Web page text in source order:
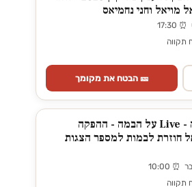
מויאל וחני נחמיאס
תקווה
🎫 הבטח את מקומך
הדרדסים ההצגה - Live על הבמה - ההפקה
חוזרת לבמות למספר הצגות
תקווה